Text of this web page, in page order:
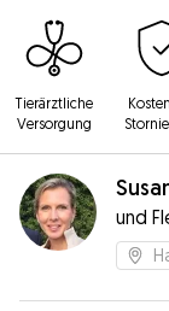
Tierärztliche
Versorgung
und